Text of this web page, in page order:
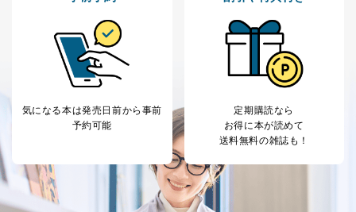
3
当社カスタマーQ＆
Aサービス利用者
ｅメール等によるカスタマーQ＆A
サイトのサービス内容のご案内の
ｅメール等による商品、サービ
ス、キャンペーン等の広告に関す
4
採用応募者の方の
個人情報
採用選考、ご連絡のため
人事、総務などの雇用管理等のた
パートナー（提携
企業）からの委託
により当社の
購入商品配送のため
提携企業及びお客様がご購入され
た商品の発売元企業からのｅメー
気になる本は発売日前から事前
予約可能
定期購読なら
お得に本が読めて
送料無料の雑誌も！